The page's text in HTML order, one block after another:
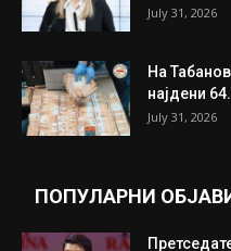
July 31, 2026
На
најдени
July 31, 2026
ПОПУЛАРНИ